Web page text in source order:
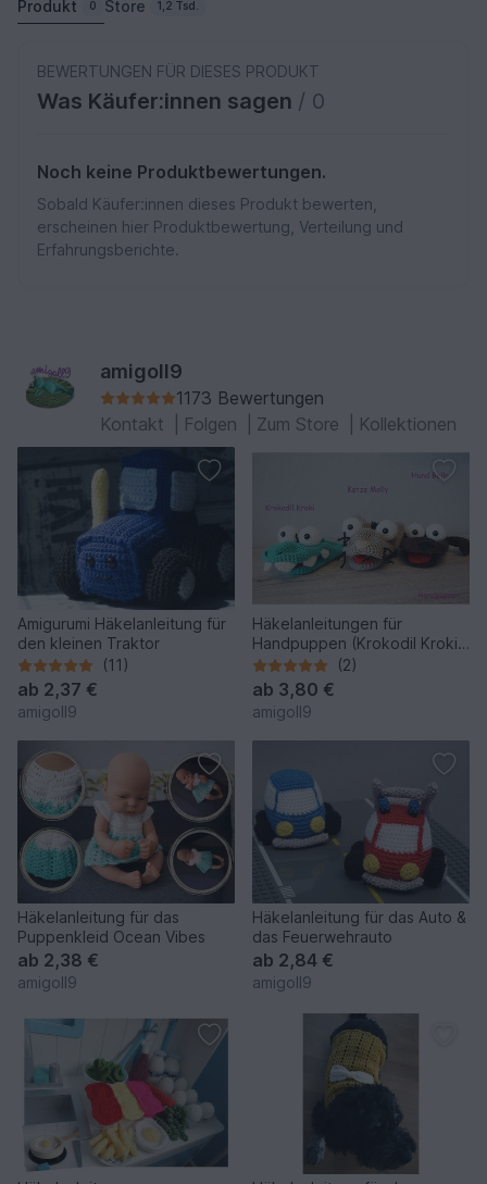
Produkt 0 Store 1,2 Tsd.
BEWERTUNGEN FÜR DIESES PRODUKT
Was Käufer:innen sagen / 0
Noch keine Produktbewertungen.
Sobald Käufer:innen dieses Produkt bewerten,
erscheinen hier Produktbewertung, Verteilung und
Erfahrungsberichte.
amigoll9
1173 Bewertungen
Kontakt
Folgen Zum Store Kollektionen
Amigurumi Häkelanleitung für
den kleinen Traktor
(11)
ab 2,37 €
amigoll9
Häkelanleitungen für
Handpuppen (Krokodil Kroki,
Katze Molly & Hund Bello)
(2)
ab 3,80 €
amigoll9
Häkelanleitung für das
Puppenkleid Ocean Vibes
ab 2,38 €
amigoll9
Häkelanleitung für das Auto &
das Feuerwehrauto
ab 2,84 €
amigoll9